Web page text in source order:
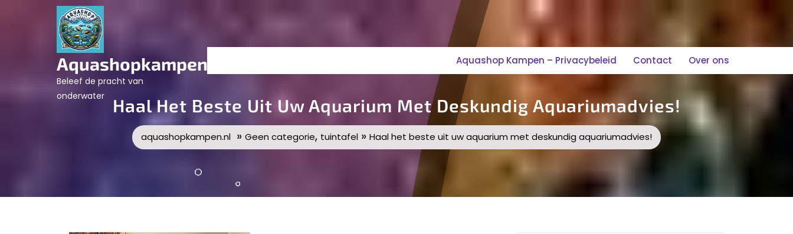
Aquashopkampen.nl
Beleef de pracht van
onderwater
Aquashop Kampen – Privacybeleid Contact Over ons
Haal Het Beste Uit Uw Aquarium Met Deskundig Aquariumadvies!
aquashopkampen.nl » Geen categorie, tuintafel » Haal het beste uit uw aquarium met deskundig aquariumadvies!